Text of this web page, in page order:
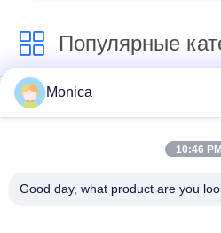
Продетый
датчик
Популярные
Термистор точности
НТК
стеклом термистор
Monica
10:46 PM
Good day, what product are you